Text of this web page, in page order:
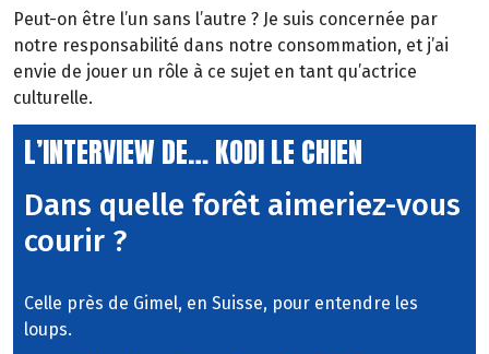
Peut-on être l’un sans l’autre ? Je suis concernée par
notre responsabilité dans notre consommation, et j’ai
envie de jouer un rôle à ce sujet en tant qu’actrice
culturelle.
L’INTERVIEW DE… KODI LE CHIEN
Dans quelle forêt aimeriez-vous
courir ?
Celle près de Gimel, en Suisse, pour entendre les
loups.